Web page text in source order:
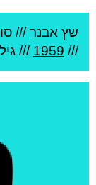
שץ אבנר///
///
1959 /// גיל: